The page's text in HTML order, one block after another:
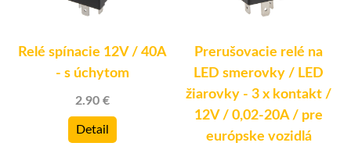
Relé spínacie 12V / 40A
- s úchytom
2.90 €
Detail
Prerušovacie relé na
LED smerovky / LED
žiarovky - 3 x kontakt /
12V / 0,02-20A / pre
európske vozidlá